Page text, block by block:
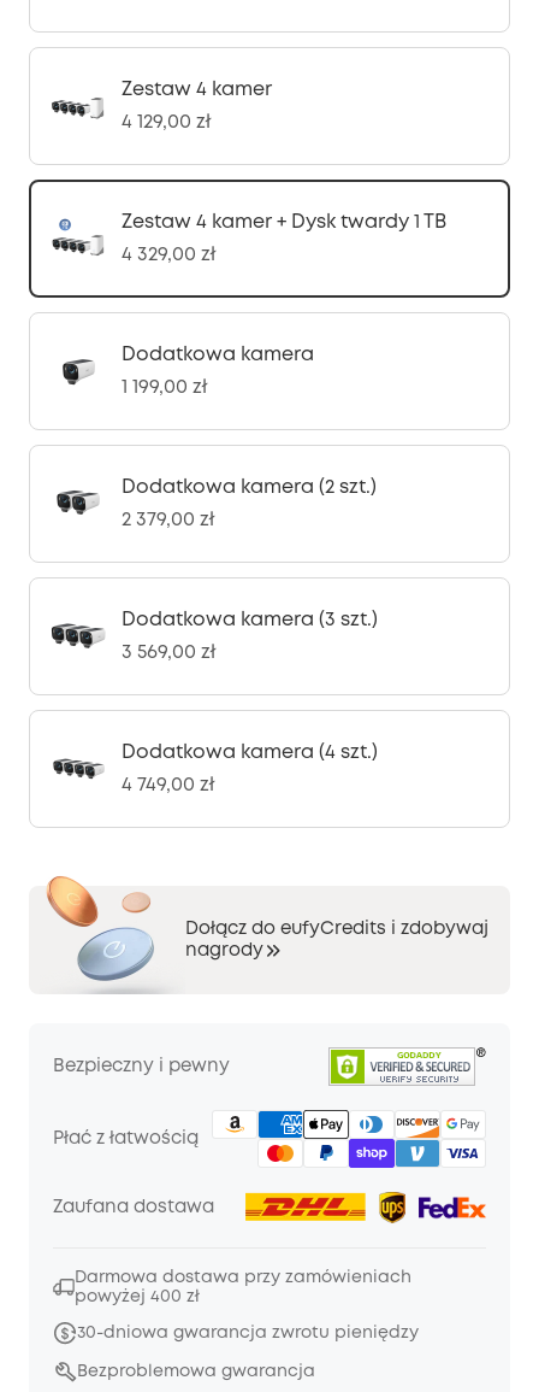
Zestaw 4 kamer
4 129,00 zł
Zestaw 4 kamer + Dysk twardy 1 TB
4 329,00 zł
Dodatkowa kamera
1 199,00 zł
Dodatkowa kamera (2 szt.)
2 379,00 zł
Dodatkowa kamera (3 szt.)
3 569,00 zł
Dodatkowa kamera (4 szt.)
4 749,00 zł
Dołącz do eufyCredits i zdobywaj
nagrody
Bezpieczny i pewny
Płać z łatwością
Zaufana dostawa
Darmowa dostawa przy zamówieniach
powyżej 400 zł
30-dniowa gwarancja zwrotu pieniędzy
Bezproblemowa gwarancja